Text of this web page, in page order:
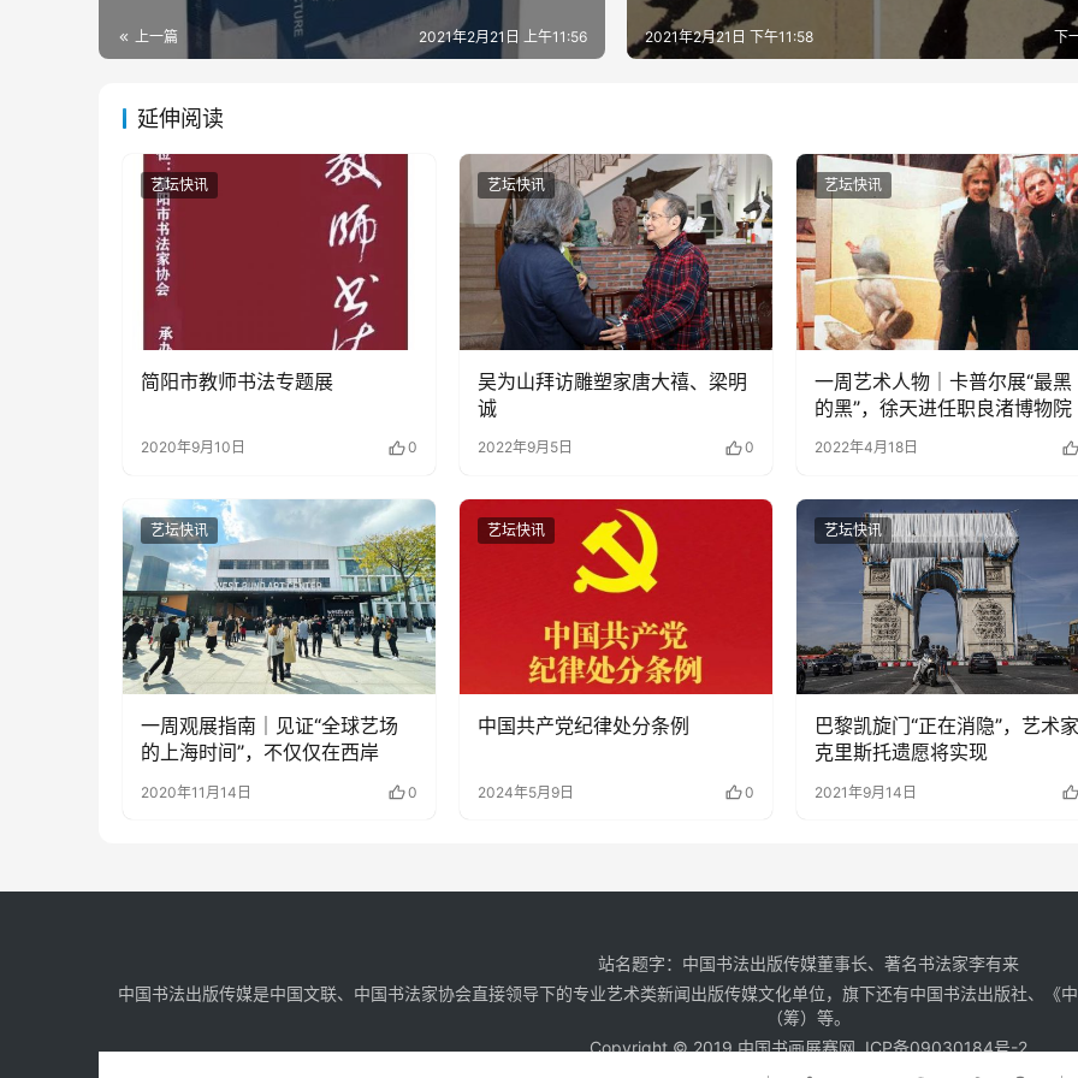
上一篇 2021年2月21日 上午11:56 下
2021年2月21日 下午11:58
延伸阅读
艺坛快讯
简阳市教师书法专题展
2020年9月10日 0
艺坛快讯
吴为山拜访雕塑家唐大禧、梁明
诚
2022年9月5日 0
艺坛快讯
一周艺术人物｜卡普尔展“最黑
的黑”，徐天进任职良渚博物院
2022年4月18日
艺坛快讯
一周观展指南｜见证“全球艺场
的上海时间”，不仅仅在西岸
2020年11月14日 0
艺坛快讯
中国共产党纪律处分条例
2024年5月9日 0
艺坛快讯
巴黎凯旋门“正在消隐”，艺术家
克里斯托遗愿将实现
2021年9月14日
站名题字：中国书法出版传媒董事长、著名书法家李有来
中国书法出版传媒是中国文联、中国书法家协会直接领导下的专业艺术类新闻出版传媒文化单位，旗下还有中国书法出版社、《
（筹）等。
Copyright © 2019 中国书画展赛网ICP备09030184号-2